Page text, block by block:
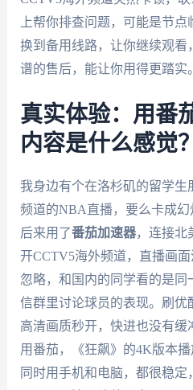
上帮你排查问题，可能是节
换到备用线路，让你继续观看
谱的售后，能让你用得更踏实。
真实体验：用番
内容是什么感觉？
我身边有个在洛杉矶的留学生
频道的NBA直播，要么卡成幻
后来用了番茄加速器，连接北
开CCTV5海外频道，直播画
忽略，和国内的同学看的是
信群里讨论球员的表现。刷优
高清画质秒开，快进也没有
用番茄，《狂飙》的4K版本
同时用手机和电脑，都很稳